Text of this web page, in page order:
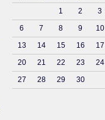
1
2 3
6
7 8 9 10
13
14 15 16 17
20
21 22 23 24
27
28 29 30